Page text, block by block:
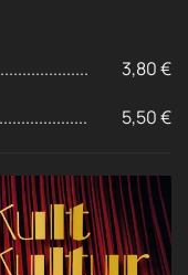
3,80 €
5,50 €